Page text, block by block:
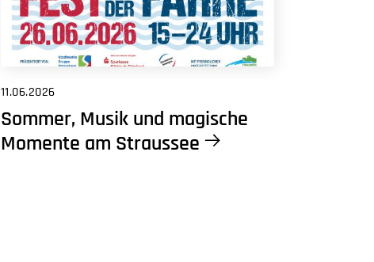
11.06.2026
Sommer, Musik und magische
Momente am Straussee